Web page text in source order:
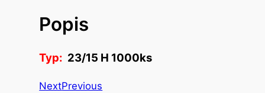
o
s
o
n
Popis
Typ: 23/15 H 1000ks
NextPrevious